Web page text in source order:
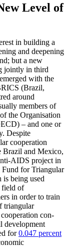
Level of
in building a
and deepening
but a new
joint­ly in third
with the
(Brazil,
around
members of
the Organisation
– and one or
Despite
cooperation
Brazil and Mexico,
AIDS project in
Fund for Triangular
is being used
field of
in order to train
triangular
cooperation con­
development
for0.047 per­cent